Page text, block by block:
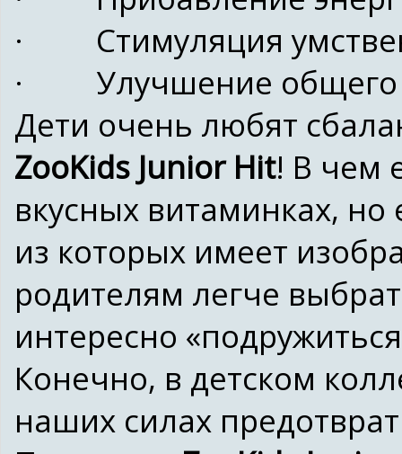
· Стимуляция
· Улучшение общего
Дети очень любят
ZooKids Junior Hit! В чем
вкусных витаминках,
из которых имеет
родителям легче
интересно
Конечно, в детском
наших силах